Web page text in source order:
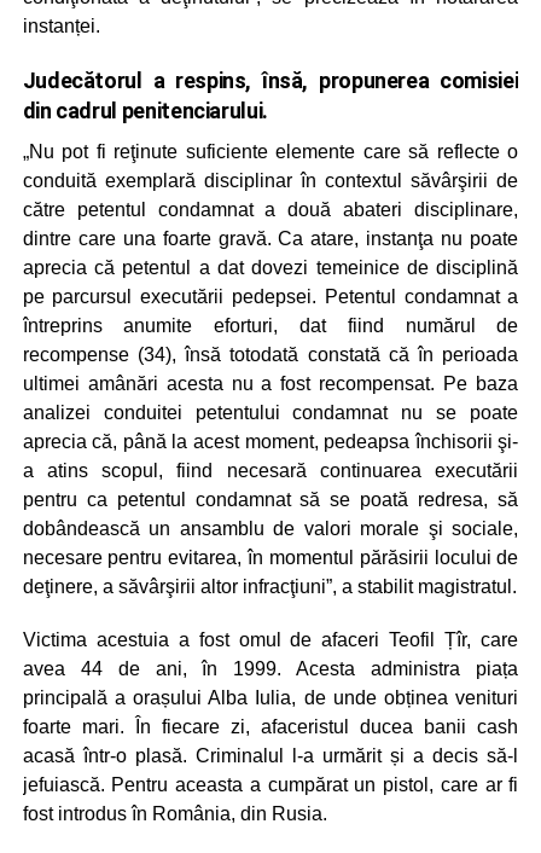
instanței.
Judecătorul a respins, însă, propunerea comisiei
din cadrul penitenciarului.
„Nu pot fi reţinute suficiente elemente care să reflecte o
conduită exemplară disciplinar în contextul săvârşirii de
către petentul condamnat a două abateri disciplinare,
dintre care una foarte gravă. Ca atare, instanţa nu poate
aprecia că petentul a dat dovezi temeinice de disciplină
pe parcursul executării pedepsei. Petentul condamnat a
întreprins anumite eforturi, dat fiind numărul de
recompense (34), însă totodată constată că în perioada
ultimei amânări acesta nu a fost recompensat. Pe baza
analizei conduitei petentului condamnat nu se poate
aprecia că, până la acest moment, pedeapsa închisorii şi-
a atins scopul, fiind necesară continuarea executării
pentru ca petentul condamnat să se poată redresa, să
dobândească un ansamblu de valori morale şi sociale,
necesare pentru evitarea, în momentul părăsirii locului de
deţinere, a săvârşirii altor infracţiuni”, a stabilit magistratul.
Victima acestuia a fost omul de afaceri Teofil Țîr, care
avea 44 de ani, în 1999. Acesta administra piața
principală a orașului Alba Iulia, de unde obținea venituri
foarte mari. În fiecare zi, afaceristul ducea banii cash
acasă într-o plasă. Criminalul l-a urmărit și a decis să-l
jefuiască. Pentru aceasta a cumpărat un pistol, care ar fi
fost introdus în România, din Rusia.